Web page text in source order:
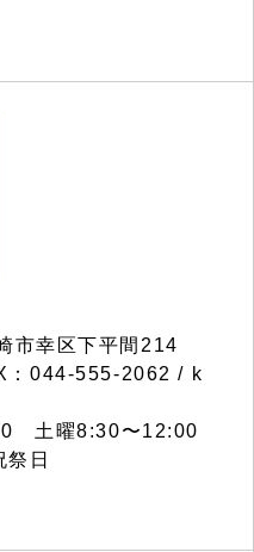
幸区下平間214
：044-555-2062 / k
土曜8:30〜12:00
日